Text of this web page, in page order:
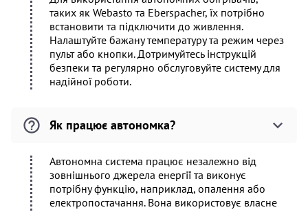
таких як Webasto та Eberspacher, їх потрібно
встановити та підключити до живлення.
Налаштуйте бажану температуру та режим через
пульт або кнопки. Дотримуйтесь інструкцій
безпеки та регулярно обслуговуйте систему для
надійної роботи.
Як працює автономка?
Автономна система працює незалежно від
зовнішнього джерела енергії та виконує
потрібну функцію, наприклад, опалення або
електропостачання. Вона використовує власне